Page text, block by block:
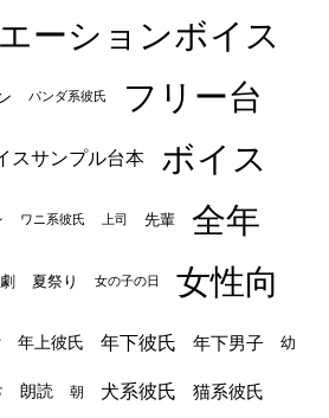
ーションボイス
パンダ系彼氏
フリー台
スサンプル台本
ボイス
ワニ系彼氏 上司 先輩
全年
夏祭り 女の子の日
女性向
年上彼氏 年下彼氏 年下男子 幼
朗読 朝 犬系彼氏 猫系彼氏